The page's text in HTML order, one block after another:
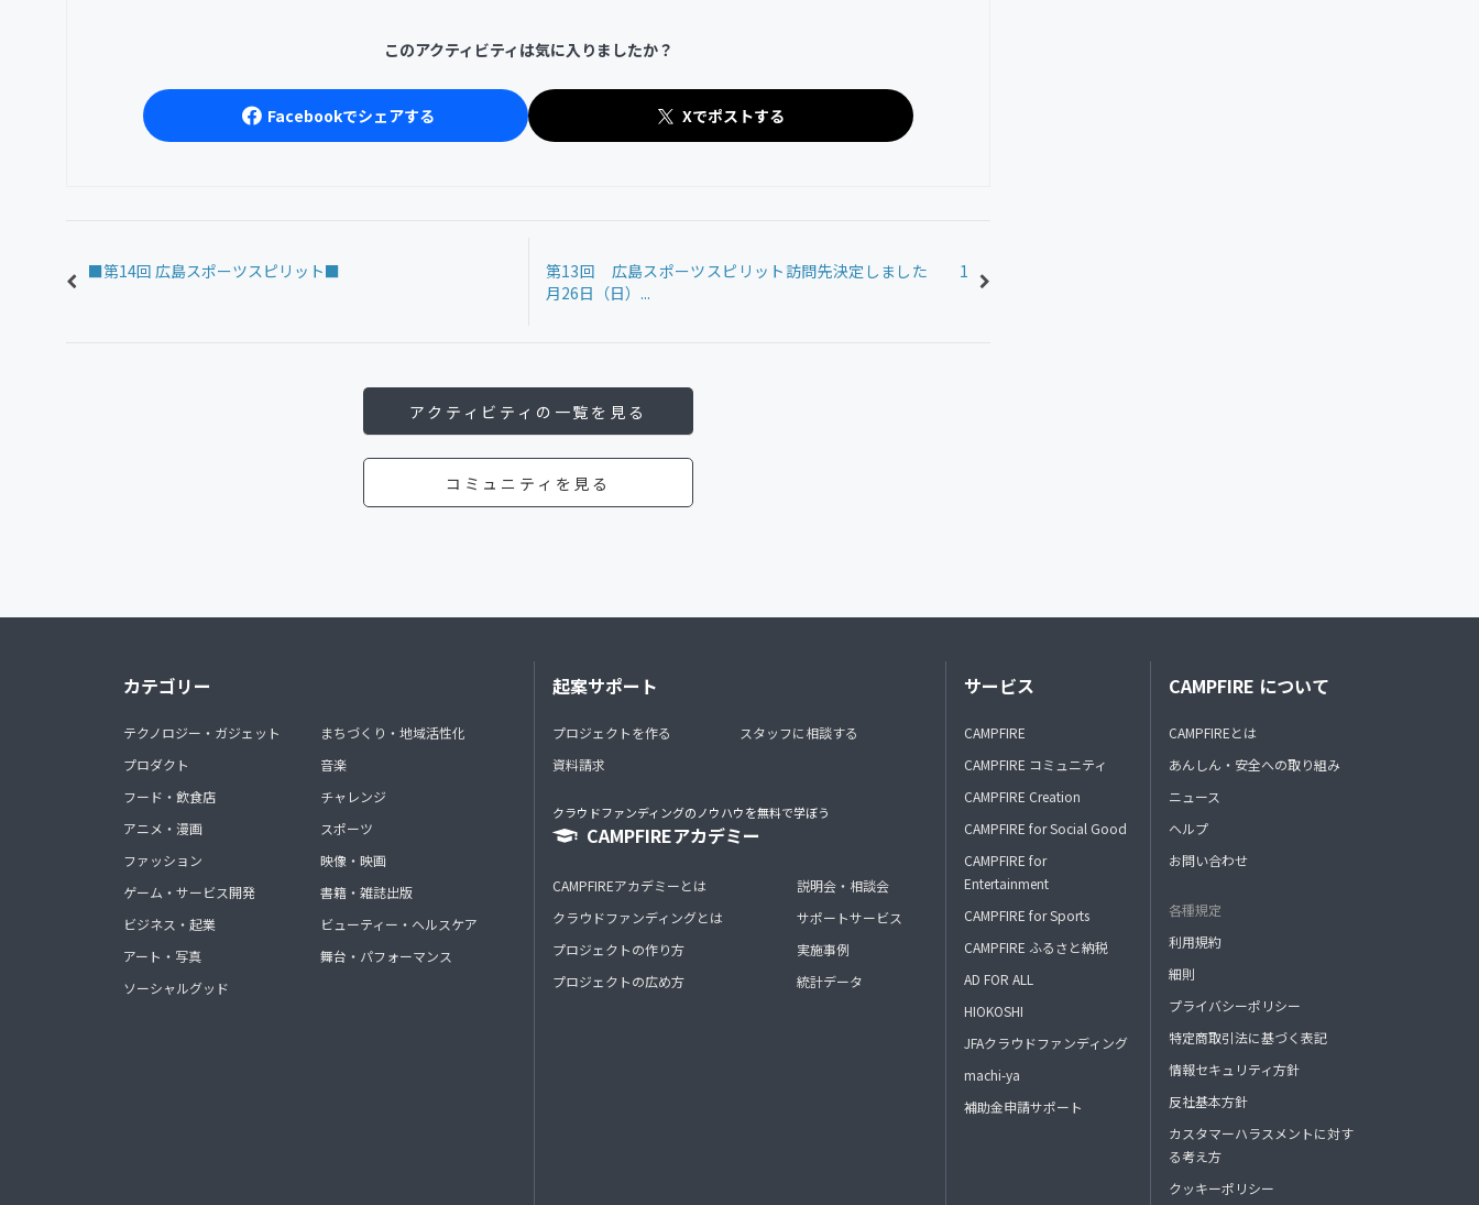
このアクティビティは気に入りましたか？
Facebookでシェアする Xでポストする
■第14回 広島スポーツスピリット■
第13回 広島スポーツスピリット訪問先決定しました 1
月26日（日）...
アクティビティの一覧を見る
コミュニティを見る
カテゴリー
テクノロジー・ガジェット
プロダクト
フード・飲食店
アニメ・漫画
ファッション
ゲーム・サービス開発
ビジネス・起業
アート・写真
ソーシャルグッド
まちづくり・地域活性化
音楽
チャレンジ
スポーツ
映像・映画
書籍・雑誌出版
ビューティー・ヘルスケア
舞台・パフォーマンス
起案サポート
プロジェクトを作る
資料請求
スタッフに相談する
クラウドファンディングのノウハウを無料で学ぼう
CAMPFIREアカデミー
CAMPFIREアカデミーとは
クラウドファンディングとは
プロジェクトの作り方
プロジェクトの広め方
説明会・相談会
サポートサービス
実施事例
統計データ
サービス
CAMPFIRE
CAMPFIRE コミュニティ
CAMPFIRE Creation
CAMPFIRE for Social Good
CAMPFIRE for
Entertainment
CAMPFIRE for Sports
CAMPFIRE ふるさと納税
AD FOR ALL
HIOKOSHI
JFAクラウドファンディング
machi-ya
補助金申請サポート
CAMPFIRE について
CAMPFIREとは
あんしん・安全への取り組み
ニュース
ヘルプ
お問い合わせ
各種規定
利用規約
細則
プライバシーポリシー
特定商取引法に基づく表記
情報セキュリティ方針
反社基本方針
カスタマーハラスメントに対す
る考え方
クッキーポリシー